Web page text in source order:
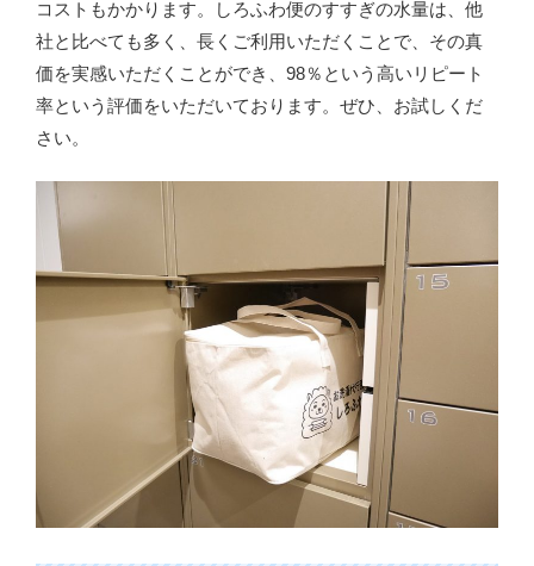
コストもかかります。しろふわ便のすすぎの水量は、他
社と比べても多く、長くご利用いただくことで、その真
価を実感いただくことができ、98％という高いリピート
率という評価をいただいております。ぜひ、お試しくだ
さい。